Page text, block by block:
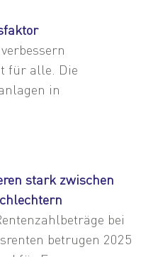
für alle. Die
in
stark zwischen
bei
betrugen 2025